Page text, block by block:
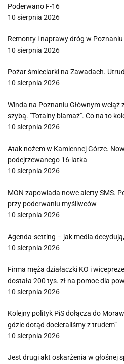
Poderwano F-16
10 sierpnia 2026
Remonty i naprawy dróg w
10 sierpnia 2026
Pożar śmieciarki na Zawadach.
10 sierpnia 2026
Winda na Poznaniu Głównym
szybą. "Totalny blamaż". Co na to
10 sierpnia 2026
Atak nożem w Kamiennej Górze.
podejrzewanego 16-latka
10 sierpnia 2026
MON zapowiada nowe alerty SMS.
przy poderwaniu myśliwców
10 sierpnia 2026
Agenda-setting – jak media
10 sierpnia 2026
Firma męża działaczki KO i
dostała 200 tys. zł na pomoc dla
10 sierpnia 2026
Kolejny polityk PiS dołącza do
gdzie dotąd docieraliśmy z trudem”
10 sierpnia 2026
Jest drugi akt oskarżenia w głośnej